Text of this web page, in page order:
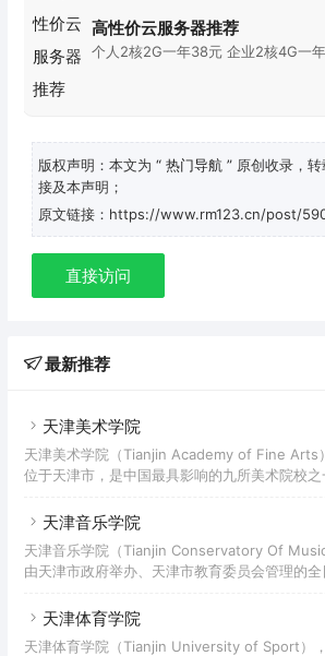
高性价云服务器推荐
个人2核2G一年38元 企业2核4G一
版权声明：本文为 “ 热门导航 ” 原创收录，
接及本声明；
原文链接：https://www.rm123.cn/post/
直接访问
最新推荐
天津美术学院
天津美术学院（Tianjin Academy of Fine Arts
位于天津市，是中国最具影响的九所美术院校之
天津音乐学院
天津音乐学院（Tianjin Conservatory Of
由天津市政府举办、天津市教育委员会管理的
硕士学位授予单位。
天津体育学院
天津体育学院（Tianjin University of Sport）